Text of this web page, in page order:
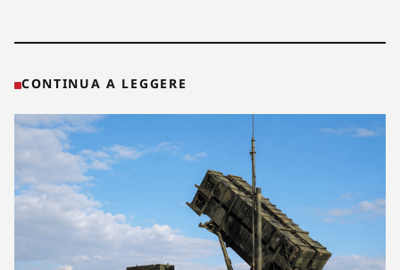
CONTINUA A LEGGERE